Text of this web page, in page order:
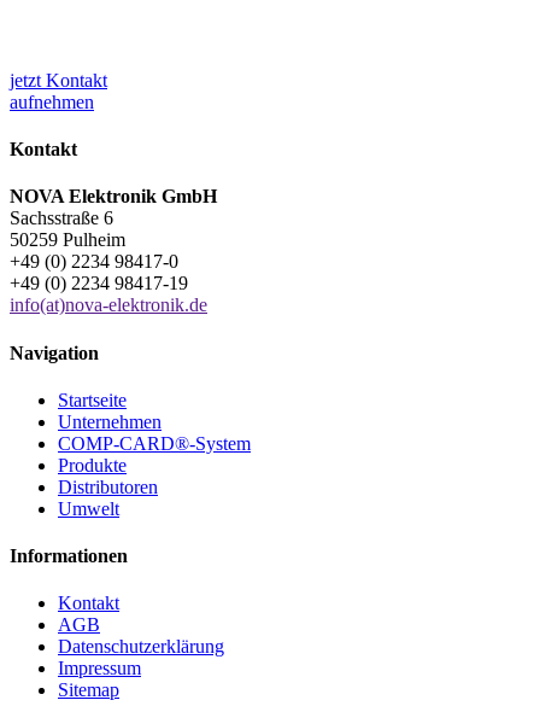
jetzt Kontakt
aufnehmen
Kontakt
NOVA Elektronik GmbH
Sachsstraße 6
50259 Pulheim
+49 (0) 2234 98417-0
+49 (0) 2234 98417-19
info(at)nova-elektronik.de
Navigation
Startseite
Unternehmen
COMP-CARD®-System
Produkte
Distributoren
Umwelt
Informationen
Kontakt
AGB
Datenschutzerklärung
Impressum
Sitemap